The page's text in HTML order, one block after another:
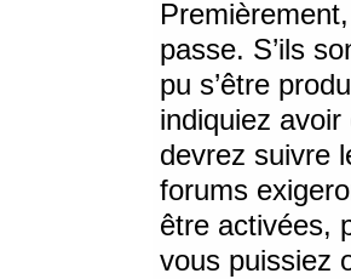
passe. S’ils
pu s’être
indiquiez
devrez suivre
forums
être activées,
vous puissiez